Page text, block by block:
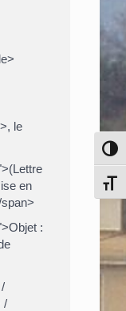
le
en
:
/